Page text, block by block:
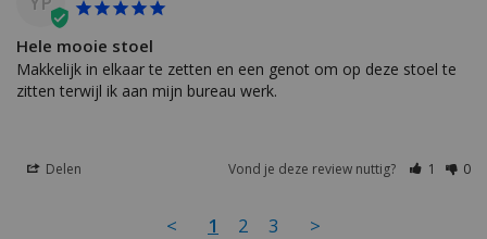
Hele mooie stoel
Makkelijk in elkaar te zetten en een genot om op deze stoel te
zitten terwijl ik aan mijn bureau werk.
Delen Vond je deze review nuttig? 1 0
< 1 2 3 >